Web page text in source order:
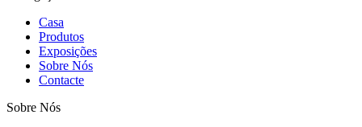
Casa
Produtos
Exposições
Sobre Nós
Contacte
Sobre Nós